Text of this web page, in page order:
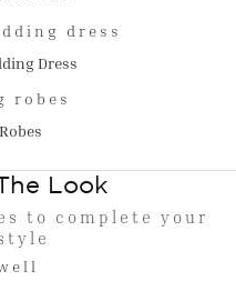
Dress
Look
to complete your